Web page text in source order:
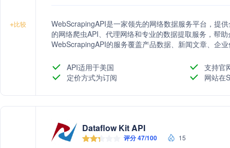
+比较
WebScrapingAPI是一家领先的网络数据服务平台，提
的网络爬虫API、代理网络和专业的数据提取服务，帮
WebScrapingAPI的服务覆盖产品数据、新闻文章、企
业的数据驱动决策能力。WebScrapingAPI已成为
富500强企业。
API适用于美国
支持官
定价方式为订阅
网站在
Dataflow Kit API
评分 47/100 15